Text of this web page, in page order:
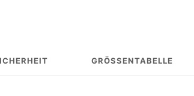
GRÖSSENTABELLE